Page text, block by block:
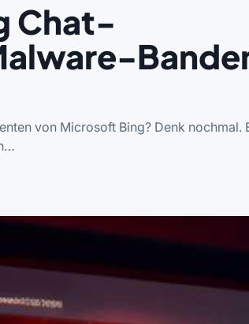
Chat-
von Microsoft Bing? Denk nochmal.